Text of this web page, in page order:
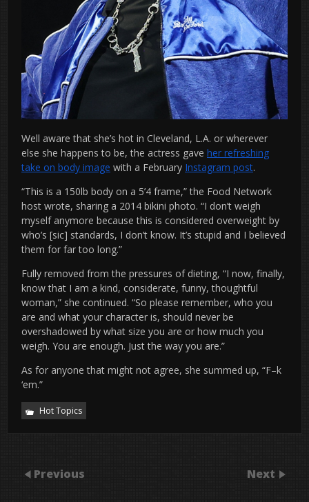
Well aware that she’s hot in Cleveland, L.A. or wherever
else she happens to be, the actress gave her refreshing
take on body image with a February Instagram post.
“This is a 150lb body on a 5’4 frame,” the Food Network
host wrote, sharing a 2014 bikini photo. “I don’t weigh
myself anymore because this is considered overweight by
who’s [sic] standards, I don’t know. It’s stupid and I believed
them for far too long.”
Fully removed from the pressures of dieting, “I now, finally,
know that I am a kind, considerate, funny, thoughtful
woman,” she continued. “So please remember, who you
are and what your character is, should never be
overshadowed by what size you are or how much you
weigh. You are enough. Just the way you are.”
As for anyone that might not agree, she summed up, “F–k
‘em.”
Hot Topics
Previous Next